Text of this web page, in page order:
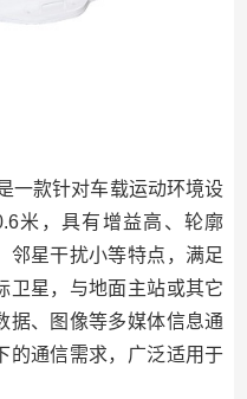
一款针对车载运动环境设
米，具有增益高、轮廓
邻星干扰小等特点，满足
卫星，与地面主站或其它
据、图像等多媒体信息通
的通信需求，广泛适用于